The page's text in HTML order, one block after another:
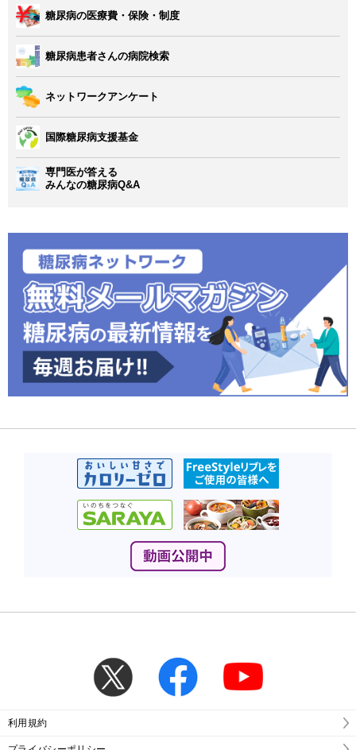
糖尿病の医療費・保険・制度
糖尿病患者さんの病院検索
ネットワークアンケート
国際糖尿病支援基金
専門医が答える
みんなの糖尿病Q&A
利用規約